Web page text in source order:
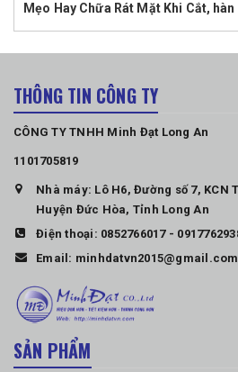
Mẹo Hay Chữa Rát Mặt Khi Cắt, hàn
THÔNG TIN CÔNG TY
CÔNG TY TNHH Minh Đạt Long An
1101705819
Nhà máy: Lô H6, Đường số 7, KCN
Huyện Đức Hòa, Tỉnh Long An
Điện thoại: 0852766017-
Email: minhdatvn2015@gmail.com
SẢN PHẨM